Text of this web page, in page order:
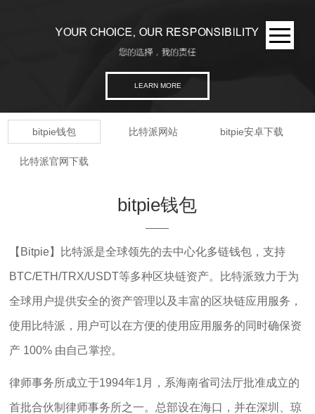
LEARN MORE
bitpie钱包 比特派网站 bitpie安卓下载
比特派官网下载
bitpie钱包
【Bitpie】比特派是全球领先的去中心化多链钱包，支持
BTC/ETH/TRX/USDT等多种区块链资产。比特派致力于为
全球用户提供安全的资产管理以及丰富的区块链应用服务，
使用比特派，用户可以在方便的使用应用服务的同时确保资
产 100% 由自己掌控。
律师事务所成立于1994年1月，系海南省司法厅批准成立的
首批合伙制律师事务所之一。总部设在海口，并在深圳、琼